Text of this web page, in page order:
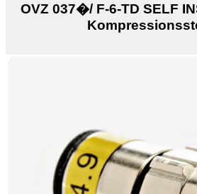
OVZ 037�/ F-6-TD SELF